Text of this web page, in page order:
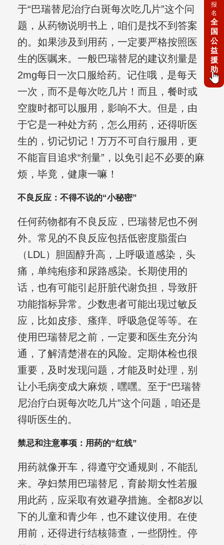
于“巴瑞替尼治疗白斑每次吃几片”这个问
题，从药物说明书上，咱们是找不到答案
的。如果涉及到用药，一定要严格按照医
生的医嘱来。一般巴瑞替尼的建议剂量是
2mg每日一次口服给药。记住哦，是每天
一次，而不是每次吃几片！而且，餐时或
空腹时都可以服用，影响不大。但是，由
于它是一种处方药，怎么用药，还得听医
生的，切记切记！万万不可自行服用，更
不能盲目追求“剂量”，以免引起不必要的麻
烦，毕竟，健康一嘛！
不良反应：不得不说的“小秘密”
任何药物都有不良反应，巴瑞替尼也不例
外。常见的不良反应包括低密度脂蛋白
（LDL）胆固醇升高，上呼吸道感染，头
痛，单纯疱疹和尿路感染。长期使用的
话，也有可能引起肝脏代谢负担，导致肝
功能指标异常。少数患者可能出现过敏反
应，比如皮疹、瘙痒、呼吸急促等等。在
使用巴瑞替尼之前，一定要和医生充分沟
通，了解清楚潜在的风险。定期体检也很
重要，及时发现问题，才能及时处理，别
让小毛病变成大麻烦，嘿嘿。至于“巴瑞替
尼治疗白斑每次吃几片”这个问题，咱还是
得听医生的。
禁忌和注意事项：用药的“红线”
用药就像开车，得遵守交通规则，不能乱
来。孕妇禁用巴瑞替尼，育龄期女性若服
用此药，应采取有效避孕措施。全都8岁以
下的儿童和青少年，也不建议使用。在使
用前，还得进行结核筛查，一些阴性。停
报
名
全
国
公
益
援
助